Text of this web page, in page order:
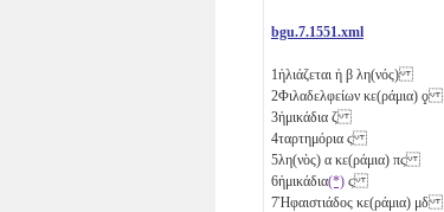
bgu.7.1551.xml
1ἡλιάζεται ἡ β λη(νός)
2Φιλαδελφείων κε(ράμια) ϙ
3ἡμικάδια ζ
4ταρτημόρια ϛ
5λη(νὸς) α κε(ράμια) πϛ
6ἡμικάδια(*) ϛ
7Ἡφαιστιάδος κε(ράμια) μδ